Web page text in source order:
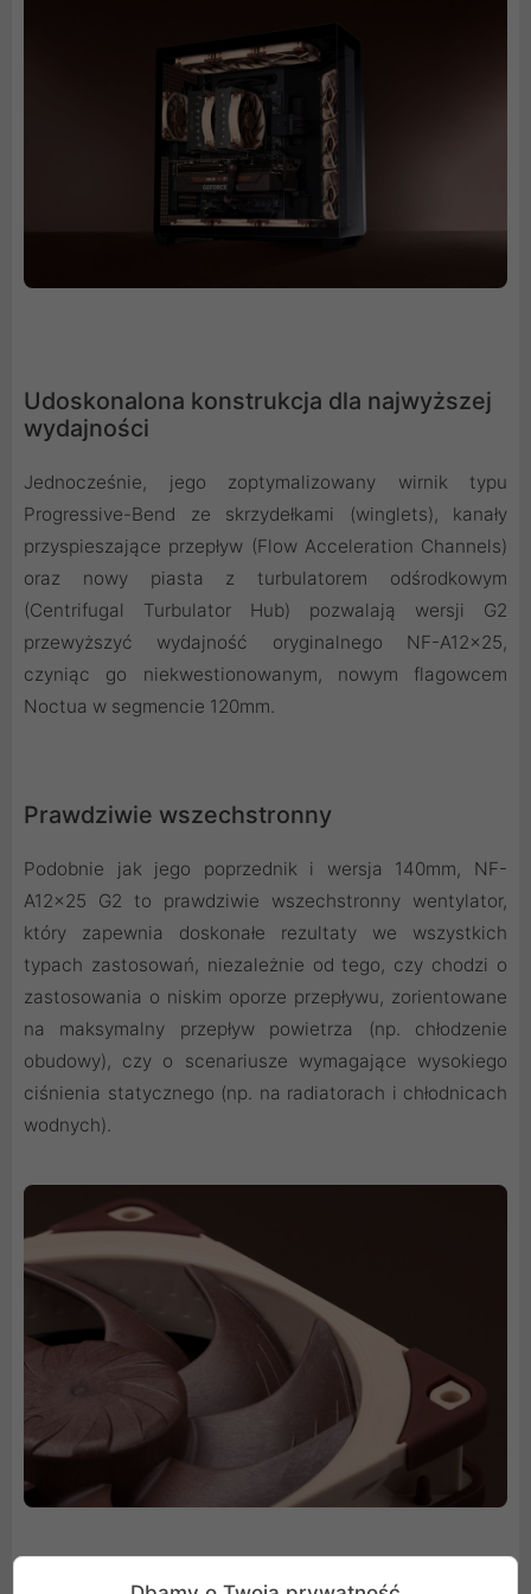
Udoskonalona konstrukcja dla najwyższej
wydajności
Jednocześnie, jego zoptymalizowany wirnik typu
Progressive-Bend ze skrzydełkami (winglets), kanały
przyspieszające przepływ (Flow Acceleration Channels)
oraz nowy piasta z turbulatorem odśrodkowym
(Centrifugal Turbulator Hub) pozwalają wersji G2
przewyższyć wydajność oryginalnego NF-A12x25,
czyniąc go niekwestionowanym, nowym flagowcem
Noctua w segmencie 120mm.
Prawdziwie wszechstronny
Podobnie jak jego poprzednik i wersja 140mm, NF-
A12x25 G2 to prawdziwie wszechstronny wentylator,
który zapewnia doskonałe rezultaty we wszystkich
typach zastosowań, niezależnie od tego, czy chodzi o
zastosowania o niskim oporze przepływu, zorientowane
na maksymalny przepływ powietrza (np. chłodzenie
obudowy), czy o scenariusze wymagające wysokiego
ciśnienia statycznego (np. na radiatorach i chłodnicach
wodnych).